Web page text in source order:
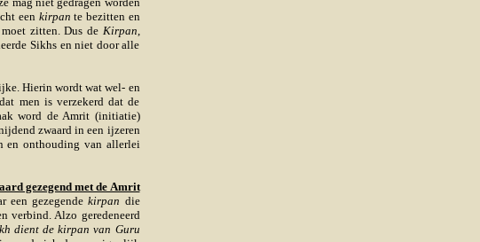
een kirpan te bezitten en
zitten. Dus de Kirpan,
Sikhs en niet door alle
Hierin wordt wat wel- en
men is verzekerd dat de
word de Amrit (initiatie)
zwaard in een ijzeren
en onthouding van allerlei
gezegend met de Amrit
een gezegendekirpan die
verbind. Alzo geredeneerd
dient de kirpan van Guru